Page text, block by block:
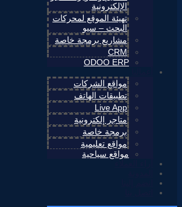
الإلكترونية
تهيئة الموقع لمحركات
البحث – سيو
مشاريع برمجة خاصة
CRM
ODOO ERP
مواقع الشركات
تطبيقات الهاتف
Live App
متاجر إلكترونية
برمجة خاصة
مواقع تعليمية
مواقع سياحية